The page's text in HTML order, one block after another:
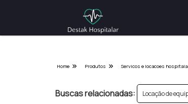
Home Produtos Servicos e locacoes
Buscas relacionadas: Locação de